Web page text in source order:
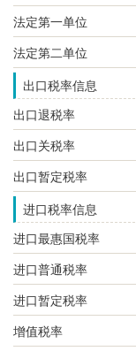
法定第一单位
法定第二单位
出口税率信息
出口退税率
出口关税率
出口暂定税率
进口税率信息
进口最惠国税率
进口普通税率
进口暂定税率
增值税率